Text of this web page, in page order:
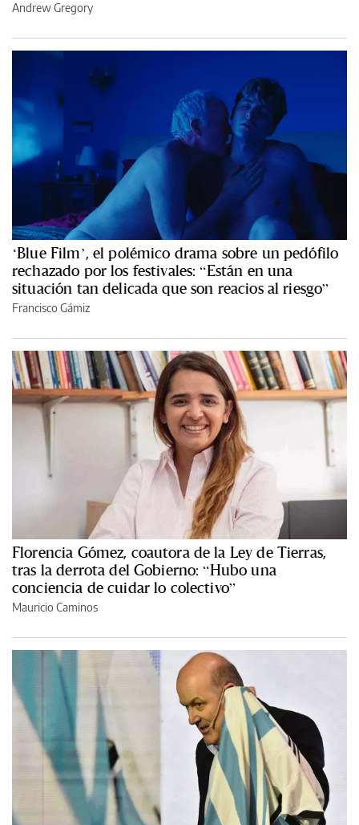
Andrew Gregory
‘Blue Film’, el polémico drama sobre un pedófilo
rechazado por los festivales: “Están en una
situación tan delicada que son reacios al riesgo”
Francisco Gámiz
Florencia Gómez, coautora de la Ley de Tierras,
tras la derrota del Gobierno: “Hubo una
conciencia de cuidar lo colectivo”
Mauricio Caminos